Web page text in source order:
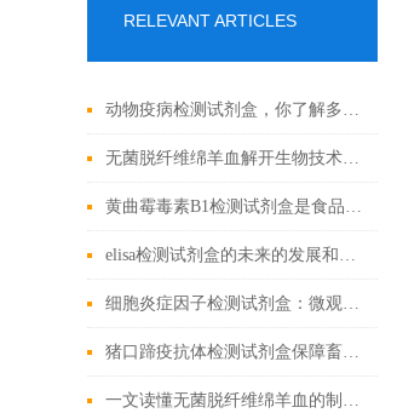
RELEVANT ARTICLES
动物疫病检测试剂盒，你了解多少？
无菌脱纤维绵羊血解开生物技术的奇迹
黄曲霉毒素B1检测试剂盒是食品安全的新工具
elisa检测试剂盒的未来的发展和优点分享
细胞炎症因子检测试剂盒：微观战场里的“情报解码器”
猪口蹄疫抗体检测试剂盒保障畜牧业健康发展的重要工具
一文读懂无菌脱纤维绵羊血的制备工艺